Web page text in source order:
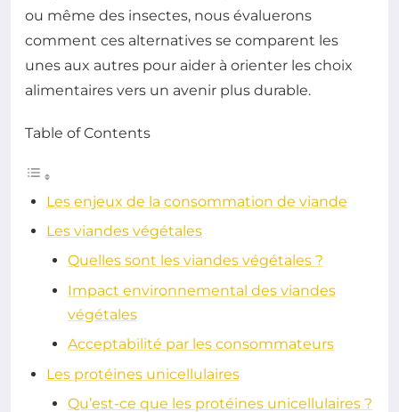
ou même des insectes, nous évaluerons
comment ces alternatives se comparent les
unes aux autres pour aider à orienter les choix
alimentaires vers un avenir plus durable.
Table of Contents
Les enjeux de la consommation de viande
Les viandes végétales
Quelles sont les viandes végétales ?
Impact environnemental des viandes
végétales
Acceptabilité par les consommateurs
Les protéines unicellulaires
Qu’est-ce que les protéines unicellulaires ?